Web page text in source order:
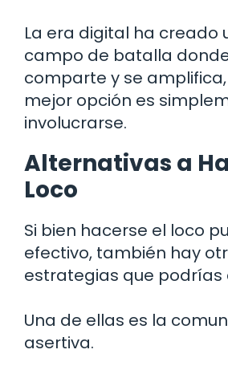
La era digital ha creado
campo de batalla
comparte y se amplifica,
mejor opción es
involucrarse.
Alternativas a
Loco
Si bien hacerse el loco
efectivo, también hay
estrategias que podrías
Una de ellas es la
asertiva.